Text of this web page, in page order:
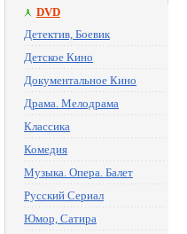
DVD
Детектив, Боевик
Детское Кино
Документальное Кино
Драма. Мелодрама
Классика
Комедия
Музыка. Опера. Балет
Русский Сериал
Юмор, Сатира